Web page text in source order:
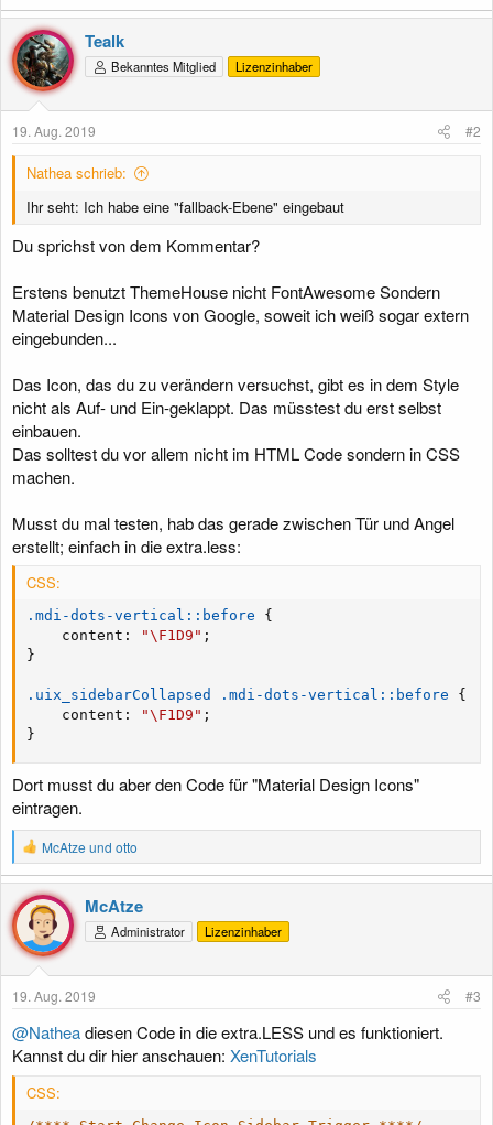
Tealk
Bekanntes Mitglied Lizenzinhaber
19. Aug. 2019 #2
Nathea schrieb:
Ihr seht: Ich habe eine "fallback-Ebene" eingebaut
Du sprichst von dem Kommentar?
Erstens benutzt ThemeHouse nicht FontAwesome Sondern
Material Design Icons von Google, soweit ich weiß sogar extern
eingebunden...
Das Icon, das du zu verändern versuchst, gibt es in dem Style
nicht als Auf- und Ein-geklappt. Das müsstest du erst selbst
einbauen.
Das solltest du vor allem nicht im HTML Code sondern in CSS
machen.
Musst du mal testen, hab das gerade zwischen Tür und Angel
erstellt; einfach in die extra.less:
CSS:
.mdi-dots-vertical::before
{
content : "\F1D9" ;
}
.uix_sidebarCollapsed .mdi-dots-vertical::before
{
content : "\F1D9" ;
}
Dort musst du aber den Code für "Material Design Icons"
eintragen.
R
e
a
k
t
i
o
n
n
McAtze und otto
McAtze
Administrator Lizenzinhaber
19. Aug. 2019 #3
@Natheadiesen Code in die extra.LESS und es funktioniert.
Kannst du dir hier anschauen: XenTutorials
CSS: